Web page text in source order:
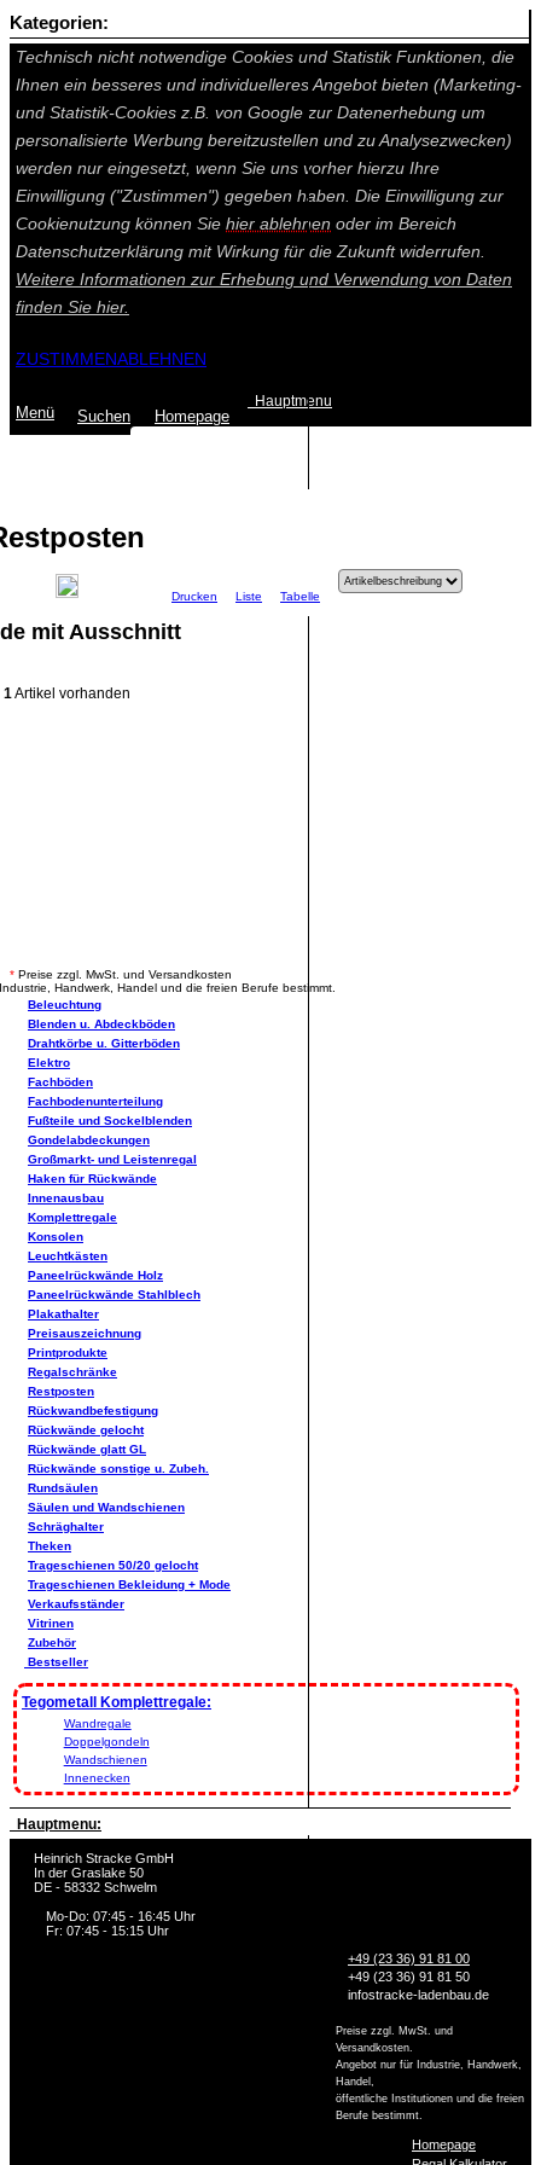
Auf dieser Seite werden technisch notwendige Cookies gesetzt.
Technisch nicht notwendige Cookies und Statistik Funktionen, die
Ihnen ein besseres und individuelleres Angebot bieten (Marketing-
und Statistik-Cookies z.B. von Google zur Datenerhebung um
personalisierte Werbung bereitzustellen und zu Analysezwecken)
werden nur eingesetzt, wenn Sie uns vorher hierzu Ihre
Einwilligung ("Zustimmen") gegeben haben. Die Einwilligung zur
Cookienutzung können Sie hier ablehnen oder im Bereich
Datenschutzerklärung mit Wirkung für die Zukunft widerrufen.
Weitere Informationen zur Erhebung und Verwendung von Daten
finden Sie hier.
ZUSTIMMENABLEHNEN
Menü Suchen Homepage
Hauptmenu
mit Ausschnitt
1Artikel vorhanden
Drucken Liste Tabelle
* Preise zzgl. MwSt. und Versandkosten
Handwerk, Handel und die freien Berufe bestimmt.
Kategorien:
Beleuchtung
Blenden u. Abdeckböden
Drahtkörbe u. Gitterböden
Elektro
Fachböden
Fachbodenunterteilung
Fußteile und Sockelblenden
Gondelabdeckungen
Großmarkt- und Leistenregal
Haken für Rückwände
Innenausbau
Komplettregale
Konsolen
Leuchtkästen
Paneelrückwände Holz
Paneelrückwände Stahlblech
Plakathalter
Preisauszeichnung
Printprodukte
Regalschränke
Restposten
Rückwandbefestigung
Rückwände gelocht
Rückwände glatt GL
Rückwände sonstige u. Zubeh.
Rundsäulen
Säulen und Wandschienen
Schräghalter
Theken
Trageschienen 50/20 gelocht
Trageschienen Bekleidung + Mode
Verkaufsständer
Vitrinen
Zubehör
Bestseller
Tegometall Komplettregale:
Wandregale
Doppelgondeln
Wandschienen
Innenecken
Hauptmenu:
Heinrich Stracke GmbH
In der Graslake 50
DE - 58332 Schwelm
Mo-Do: 07:45 - 16:45 Uhr
Fr: 07:45 - 15:15 Uhr
+49 (23 36) 91 81 00
+49 (23 36) 91 81 50
infostracke-ladenbau.de
Preise zzgl. MwSt. und
Versandkosten.
Angebot nur für Industrie, Handwerk,
Handel,
öffentliche Institutionen und die freien
Berufe bestimmt.
Homepage